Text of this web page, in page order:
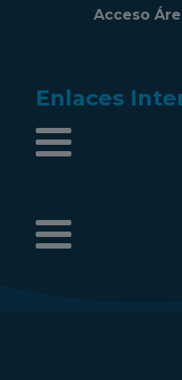
Acceso
Enlaces